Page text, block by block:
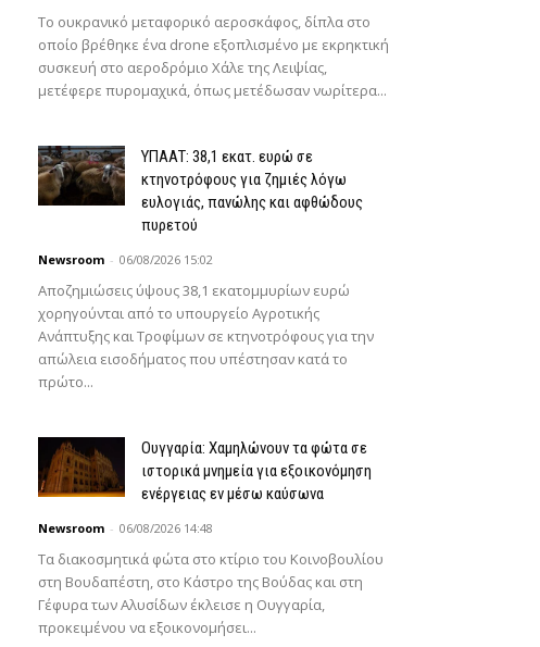
Το ουκρανικό μεταφορικό αεροσκάφος, δίπλα στο
οποίο βρέθηκε ένα drone εξοπλισμένο με εκρηκτική
συσκευή στο αεροδρόμιο Χάλε της Λειψίας,
μετέφερε πυρομαχικά, όπως μετέδωσαν νωρίτερα...
ΥΠΑΑΤ: 38,1 εκατ. ευρώ σε
κτηνοτρόφους για ζημιές λόγω
ευλογιάς, πανώλης και αφθώδους
πυρετού
Newsroom - 06/08/2026 15:02
Αποζημιώσεις ύψους 38,1 εκατομμυρίων ευρώ
χορηγούνται από το υπουργείο Αγροτικής
Ανάπτυξης και Τροφίμων σε κτηνοτρόφους για την
απώλεια εισοδήματος που υπέστησαν κατά το
πρώτο...
Ουγγαρία: Χαμηλώνουν τα φώτα σε
ιστορικά μνημεία για εξοικονόμηση
ενέργειας εν μέσω καύσωνα
Newsroom - 06/08/2026 14:48
Τα διακοσμητικά φώτα στο κτίριο του Κοινοβουλίου
στη Βουδαπέστη, στο Κάστρο της Βούδας και στη
Γέφυρα των Αλυσίδων έκλεισε η Ουγγαρία,
προκειμένου να εξοικονομήσει...